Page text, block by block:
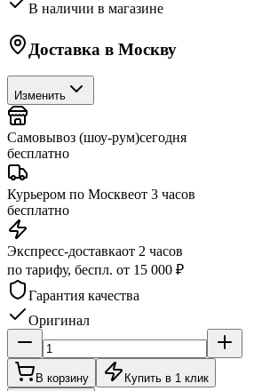
В наличии в магазине
Доставка в Москву
Изменить
Самовывоз (шоу-рум)сегодня
бесплатно
Курьером по Москвеот 3 часов
бесплатно
Экспресс-доставкаот 2 часов
по тарифу, беспл. от 15 000 ₽
Гарантия качества
Оригинал
В корзину Купить в 1 клик